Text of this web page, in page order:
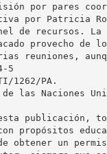
por pares
por Patricia
de recursos. La
provecho de
reuniones,
5
1262/PA.
de las Naciones
publicación,
propósitos
obtener un